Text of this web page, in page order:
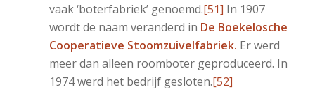
vaak ‘boterfabriek’ genoemd.[51] In 1907
wordt de naam veranderd in De Boekelosche
Cooperatieve Stoomzuivelfabriek. Er werd
meer dan alleen roomboter geproduceerd. In
1974 werd het bedrijf gesloten.[52]